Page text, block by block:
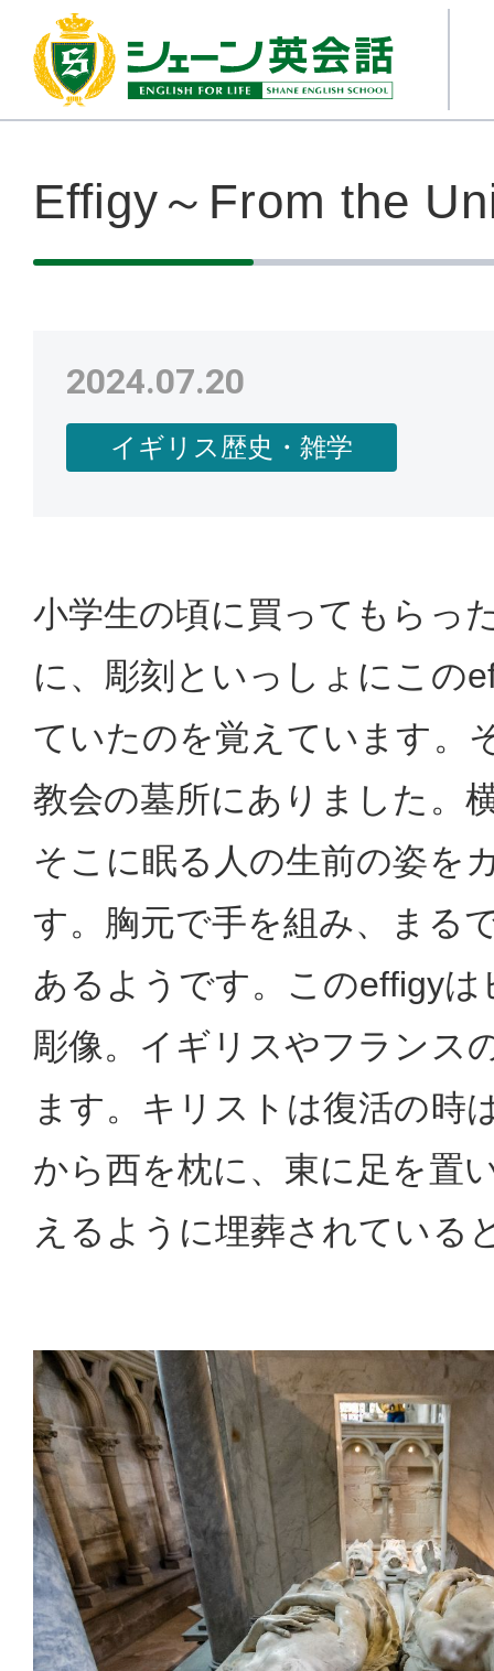
Effigy～From the
2024.07.20
イギリス歴史・雑学
小学生の頃に買ってもらっ
に、彫刻といっしょにこの
ていたのを覚えています。
教会の墓所にありました。
そこに眠る人の生前の姿を
す。胸元で手を組み、まる
あるようです。このeffigy
彫像。イギリスやフランス
ます。キリストは復活の時
から西を枕に、東に足を置
えるように埋葬されている